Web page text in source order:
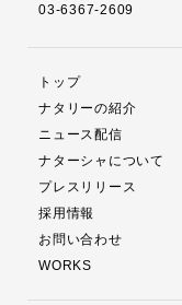
03-6367-2609
トップ
ナタリーの紹介
ニュース配信
ナターシャについて
プレスリリース
採用情報
お問い合わせ
WORKS